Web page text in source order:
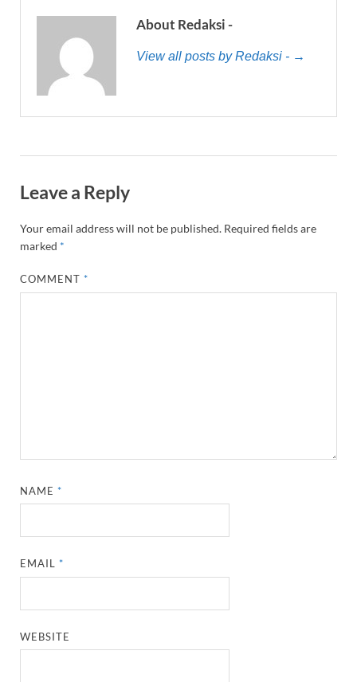
About Redaksi -
View all posts by Redaksi - →
Leave a Reply
Your email address will not be published. Required fields are
marked *
COMMENT*
NAME*
EMAIL*
WEBSITE